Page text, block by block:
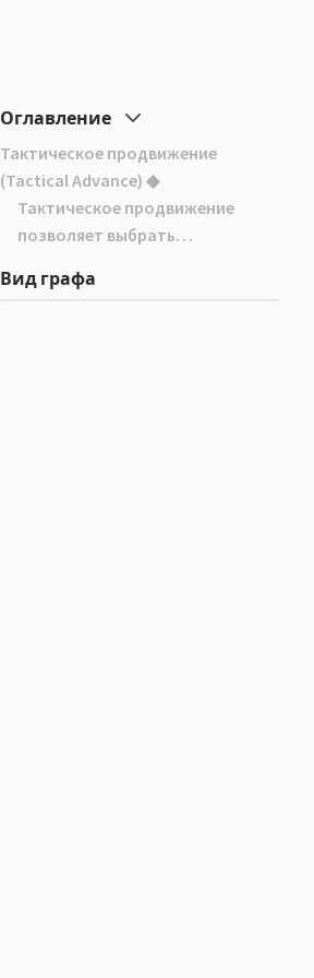
Оглавление
Тактическое продвижение
(Tactical Advance) ◆
Тактическое продвижение
позволяет выбрать…
Вид графа